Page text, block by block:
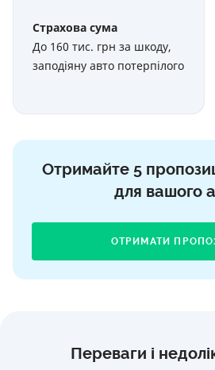
Страхова сума
До 160 тис. грн за шкоду,
заподіяну авто потерпілого
Отримайте 5
для вашого
ОТРИМАТИ
Переваги і